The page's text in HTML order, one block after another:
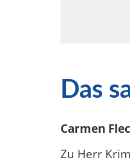
Das
Carmen
Zu Herr